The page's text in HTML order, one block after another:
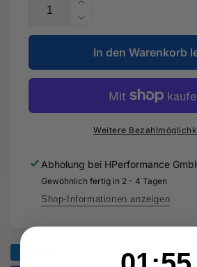
Erhöhe
die
Menge
für
Radhaus-
Innenteil
8V0
809
-
Original
Ersatzteil
Audi
Sportback
Verringere
die
Menge
für
Radhaus-
Innenteil
-
8V0
TB
-
Original
für
In den Warenkorb
Weitere
Abholung bei HPerformance
Gewöhnlich fertig in 2 - 4 Tagen
Shop-Informationen anzeigen
1 55